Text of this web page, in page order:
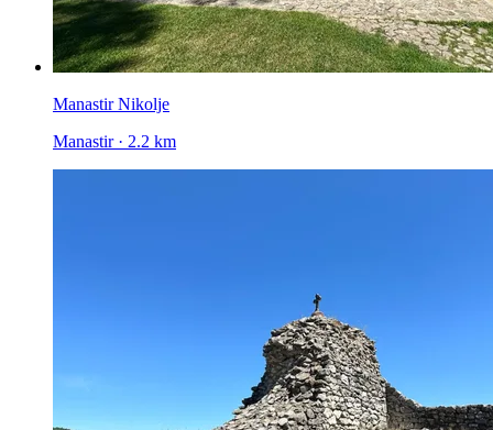
Manastir Nikolje
Manastir · 2.2 km